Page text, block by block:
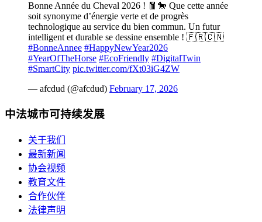
Bonne Année du Cheval 2026 ! 🧧🐎 Que cette année
soit synonyme d’énergie verte et de progrès
technologique au service du bien commun. Un futur
intelligent et durable se dessine ensemble ! 🇫🇷🇨🇳
#BonneAnnee #HappyNewYear2026
#YearOfTheHorse #EcoFriendly #DigitalTwin
#SmartCity pic.twitter.com/fXt03iG4ZW
— afcdud (@afcdud) February 17, 2026
中法城市可持续发展
关于我们
最新新闻
协会视频
教育文件
合作伙伴
法律声明